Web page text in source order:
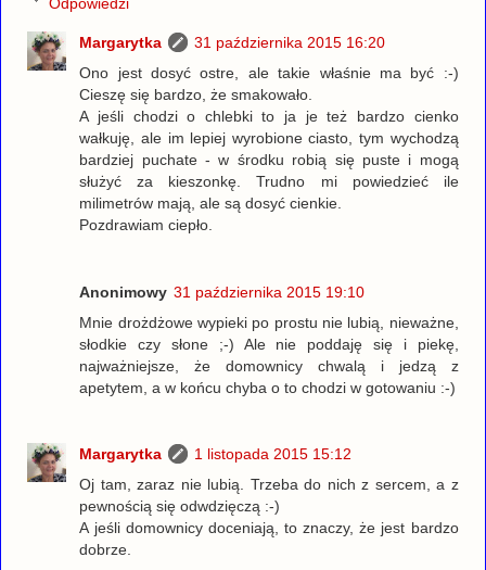
Margarytka
31 października 2015 16:20
Ono jest dosyć ostre, ale takie właśnie ma być :-)
Cieszę się bardzo, że smakowało.
A jeśli chodzi o chlebki to ja je też bardzo cienko
wałkuję, ale im lepiej wyrobione ciasto, tym wychodzą
bardziej puchate - w środku robią się puste i mogą
służyć za kieszonkę. Trudno mi powiedzieć ile
milimetrów mają, ale są dosyć cienkie.
Pozdrawiam ciepło.
Anonimowy 31 października 2015 19:10
Mnie drożdżowe wypieki po prostu nie lubią, nieważne,
słodkie czy słone ;-) Ale nie poddaję się i piekę,
najważniejsze, że domownicy chwalą i jedzą z
apetytem, a w końcu chyba o to chodzi w gotowaniu :-)
Margarytka
1 listopada 2015 15:12
Oj tam, zaraz nie lubią. Trzeba do nich z sercem, a z
pewnością się odwdzięczą :-)
A jeśli domownicy doceniają, to znaczy, że jest bardzo
dobrze.